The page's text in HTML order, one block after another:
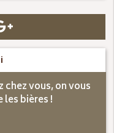
chez vous, on vous
les bières !